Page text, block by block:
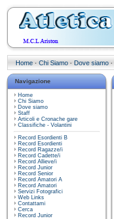
Home · Chi Siamo · Dove siamo ·
Navigazione
Home
Chi Siamo
Dove siamo
Staff
Articoli e Cronache gare
Classifiche - Volantini
Record Esordienti B
Record Esordienti
Record Ragazze/i
Record Cadette/i
Record Allieve/i
Record Junior
Record Senior
Record Amatori A
Record Amatori
Servizi Fotografici
Web Links
Contattami
Cerca
Record Junior